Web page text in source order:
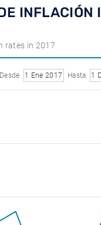
INFLACIÓN
rates in 2017
Desde 1 Ene 2017 Hasta 1